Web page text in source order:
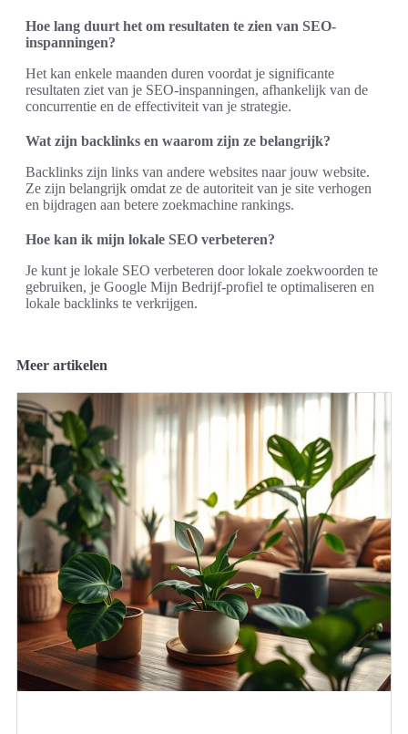
Hoe lang duurt het om resultaten te zien van SEO-
inspanningen?
Het kan enkele maanden duren voordat je significante
resultaten ziet van je SEO-inspanningen, afhankelijk van de
concurrentie en de effectiviteit van je strategie.
Wat zijn backlinks en waarom zijn ze belangrijk?
Backlinks zijn links van andere websites naar jouw website.
Ze zijn belangrijk omdat ze de autoriteit van je site verhogen
en bijdragen aan betere zoekmachine rankings.
Hoe kan ik mijn lokale SEO verbeteren?
Je kunt je lokale SEO verbeteren door lokale zoekwoorden te
gebruiken, je Google Mijn Bedrijf-profiel te optimaliseren en
lokale backlinks te verkrijgen.
Meer artikelen